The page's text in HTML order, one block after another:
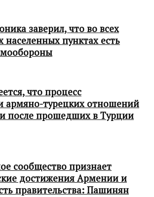
заверил, что во всех
пунктах есть
что процесс
армяно-турецких отношений
после прошедших в Турции
сообщество признает
достижения Армении и
правительства: Пашинян